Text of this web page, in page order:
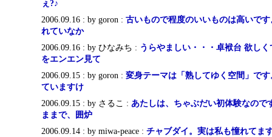
ぇ?♪
2006.09.16 : by goron : 古いもので程度のいいものは高いで
れていなか
2006.09.16 : by ひなみち : うらやましい・・・卓袱台 欲し
をエンエン見て
2006.09.15 : by goron : 変身テーマは「熟してゆく空間」で
ていますけ
2006.09.15 : by さるこ : あたしは、ちゃぶだい初体験なので
ままで、囲炉
2006.09.14 : by miwa-peace : チャブダイ。実は私も憧れてま